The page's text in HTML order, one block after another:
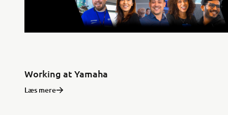
Working at Yamaha
Læs mere